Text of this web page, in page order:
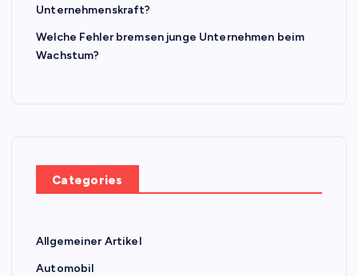
Unternehmenskraft?
Welche Fehler bremsen junge Unternehmen beim
Wachstum?
Categories
Allgemeiner Artikel
Automobil